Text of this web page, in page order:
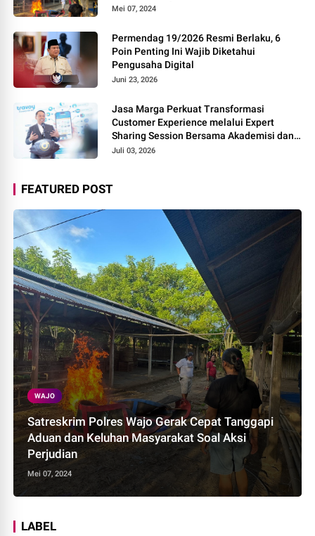
Mei 07, 2024
Permendag 19/2026 Resmi Berlaku, 6
Poin Penting Ini Wajib Diketahui
Pengusaha Digital
Juni 23, 2026
Jasa Marga Perkuat Transformasi
Customer Experience melalui Expert
Sharing Session Bersama Akademisi dan
Praktisi
Juli 03, 2026
FEATURED POST
WAJO
Satreskrim Polres Wajo Gerak Cepat Tanggapi
Aduan dan Keluhan Masyarakat Soal Aksi
Perjudian
Mei 07, 2024
LABEL